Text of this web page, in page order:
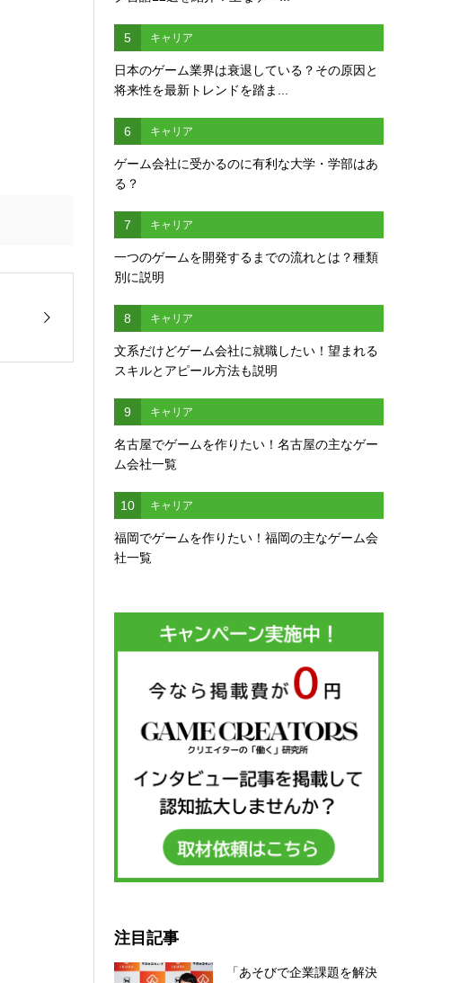
5 キャリア
日本のゲーム業界は衰退している？その原因と
将来性を最新トレンドを踏ま...
6 キャリア
ゲーム会社に受かるのに有利な大学・学部はあ
る？
7 キャリア
一つのゲームを開発するまでの流れとは？種類
別に説明
8 キャリア
文系だけどゲーム会社に就職したい！望まれる
スキルとアピール方法も説明
9 キャリア
名古屋でゲームを作りたい！名古屋の主なゲー
ム会社一覧
10 キャリア
福岡でゲームを作りたい！福岡の主なゲーム会
社一覧
注目記事
「あそびで企業課題を解決